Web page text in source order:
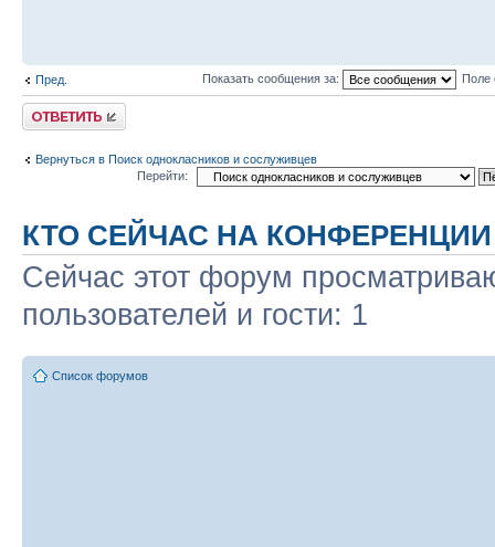
Пред. Показать сообщения за: Поле
Ответить
Вернуться в Поиск однокласников и сослуживцев
Перейти:
КТО СЕЙЧАС НА КОНФЕРЕНЦИИ
Сейчас этот форум
пользователей и гости: 1
Список форумов